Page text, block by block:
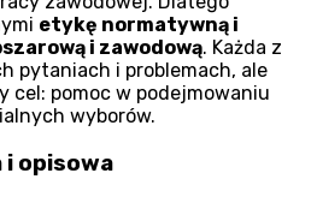
etykę normatywną i
i zawodową. Każda z
pytaniach i problemach, ale
cel: pomoc w podejmowaniu
wyborów.
opisowa